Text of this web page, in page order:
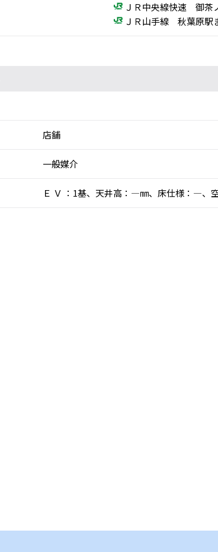
ＪＲ中央線快速 御茶
ＪＲ山手線 秋葉原駅
店舗
一般媒介
Ｅ Ｖ ：1基、天井高：―㎜、床仕様：―